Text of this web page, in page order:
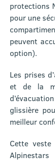
protections
pour une
peuvent
option).
Les prises
et de la
glissière
meilleur
Cette